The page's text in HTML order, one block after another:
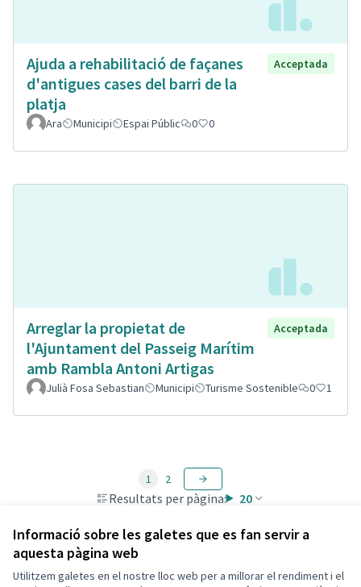
Informació sobre les galetes que es fan servir a
aquesta pàgina web
Utilitzem galetes en el nostre lloc web per a millorar el rendiment i el
Ajuda a rehabilitació de façanes
d'antigues cases del barri de la
platja
Acceptada
Ara Municipi Espai Públic 0 0
Arreglar la propietat de
l'Ajuntament del Passeig Marítim
amb Rambla Antoni Artigas
Acceptada
Julià Fosa Sebastian Municipi Turisme Sostenible 0 1
Resultats per pàgina: 20
1 2
Termes i condicions d'ús